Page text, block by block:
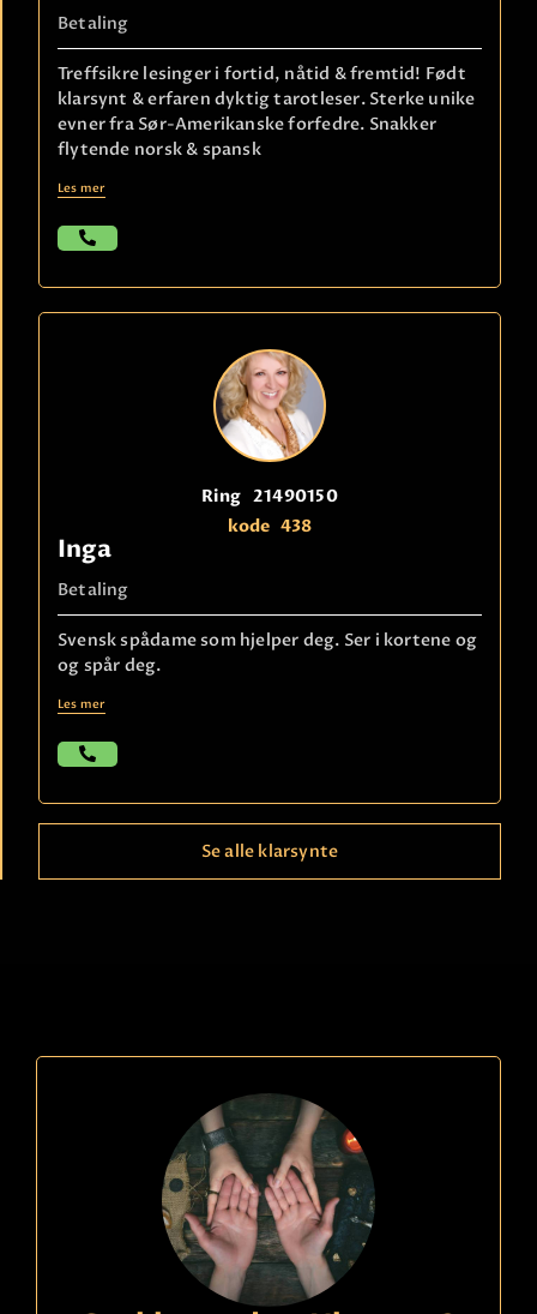
Betaling
Treffsikre lesinger i fortid, nåtid & fremtid! Født
klarsynt & erfaren dyktig tarotleser. Sterke unike
evner fra Sør-Amerikanske forfedre. Snakker
flytende norsk & spansk
Les mer
Ring 21490150
kode 438
Inga
Betaling
Svensk spådame som hjelper deg. Ser i kortene og
og spår deg.
Les mer
Charlotte
Bruker ingen hjelpemidler - ser tydelig deg og din
situasjon. Meget erfaren klok dame - fornøyde
Se alle klarsynte